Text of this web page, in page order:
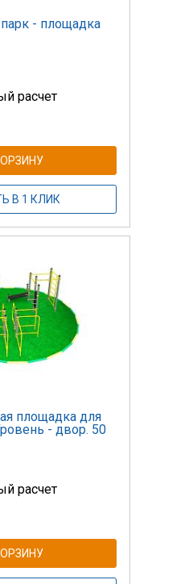
- площадка
расчет
В 1 КЛИК
площадка для
- двор. 50
расчет